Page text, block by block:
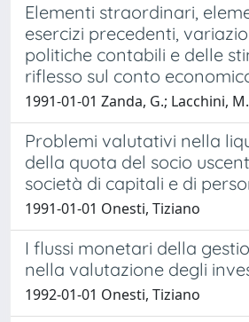
Elementi straordinari,
esercizi precedenti,
politiche contabili e delle
riflesso sul conto
1991-01-01 Zanda, G.; Lacchini,
Problemi valutativi nella
della quota del socio
società di capitali e di
1991-01-01 Onesti, Tiziano
I flussi monetari della
nella valutazione degli
1992-01-01 Onesti, Tiziano